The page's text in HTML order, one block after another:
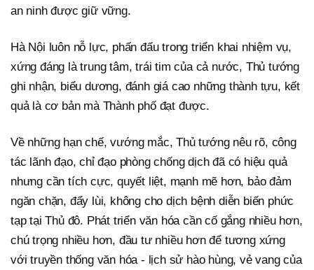
an ninh được giữ vững.
Hà Nội luôn nỗ lực, phấn đấu trong triển khai nhiệm vụ,
xứng đáng là trung tâm, trái tim của cả nước, Thủ tướng
ghi nhận, biểu dương, đánh giá cao những thành tựu, kết
quả là cơ bản mà Thành phố đạt được.
Về những hạn chế, vướng mắc, Thủ tướng nêu rõ, công
tác lãnh đạo, chỉ đạo phòng chống dịch đã có hiệu quả
nhưng cần tích cực, quyết liệt, mạnh mẽ hơn, bảo đảm
ngăn chặn, đẩy lùi, không cho dịch bệnh diễn biến phức
tạp tại Thủ đô. Phát triển văn hóa cần cố gắng nhiều hơn,
chú trọng nhiều hơn, đầu tư nhiều hơn để tương xứng
với truyền thống văn hóa - lịch sử hào hùng, vẻ vang của